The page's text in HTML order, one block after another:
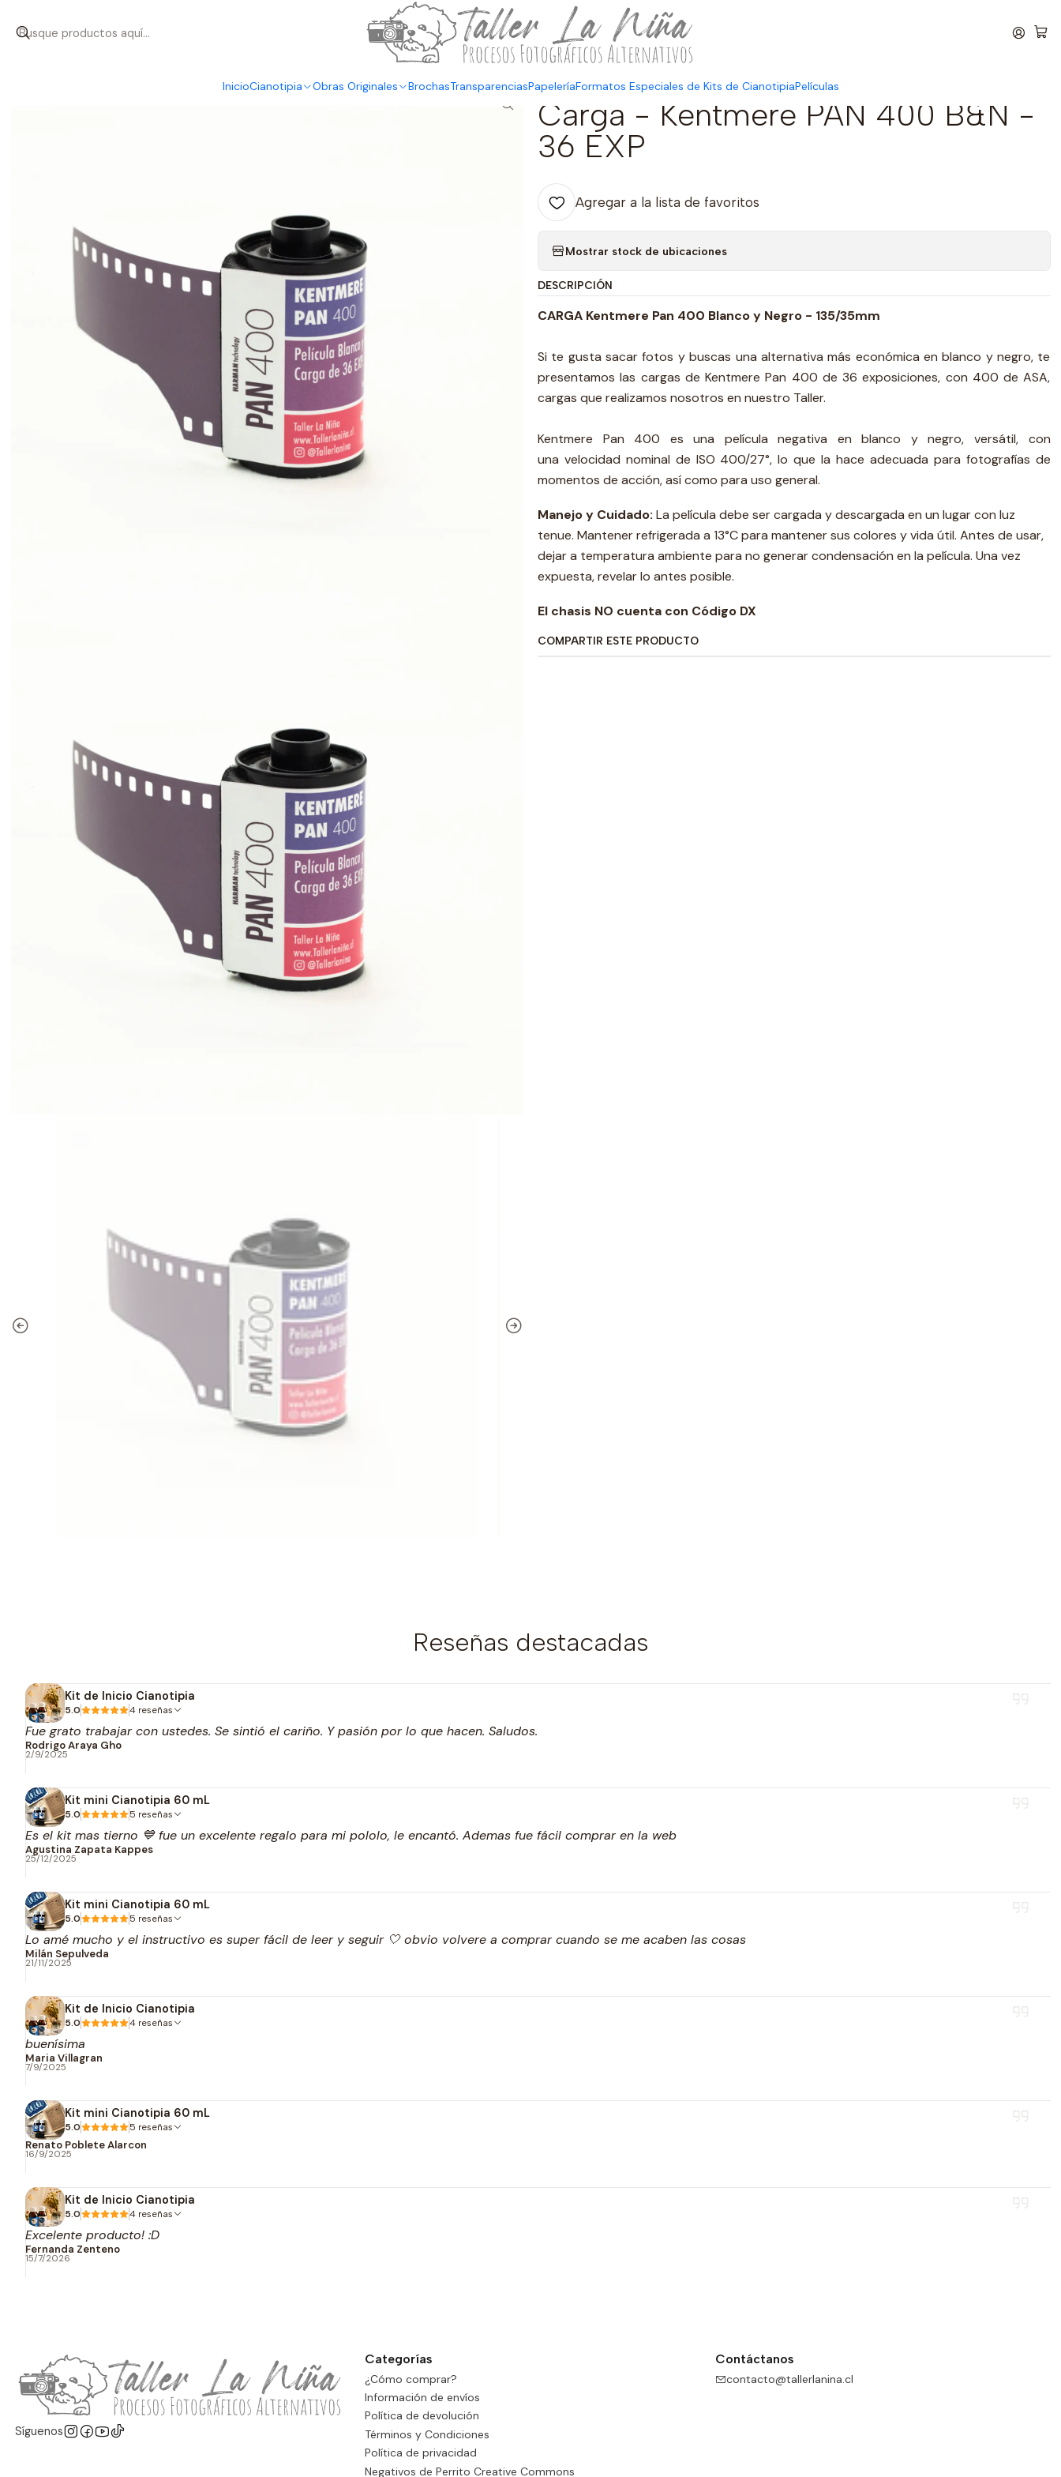
InicioCianotipia Obras Originales BrochasTransparenciasPapeleríaFormatos Especiales de Kits de CianotipiaPelículas
¡Revisa todos nuestros formatos de Kits! 💙 Envíos a todo Chile
Inicio Películas Carga - Kentmere PAN 400 B&N - 36 EXP
|
Carga - Kentmere PAN 400 B&N -
36 EXP
Agregar a la lista de favoritos
Mostrar stock de ubicaciones
DESCRIPCIÓN
CARGA Kentmere Pan 400 Blanco y Negro - 135/35mm
Si te gusta sacar fotos y buscas una alternativa más económica en blanco y negro, te
presentamos las cargas de Kentmere Pan 400 de 36 exposiciones, con 400 de ASA,
cargas que realizamos nosotros en nuestro Taller.
Kentmere Pan 400 es una película negativa en blanco y negro, versátil, con
una velocidad nominal de ISO 400/27°, lo que la hace adecuada para fotografías de
momentos de acción, así como para uso general.
Manejo y Cuidado: La película debe ser cargada y descargada en un lugar con luz
tenue. Mantener refrigerada a 13°C para mantener sus colores y vida útil. Antes de usar,
dejar a temperatura ambiente para no generar condensación en la película. Una vez
expuesta, revelar lo antes posible.
El chasis NO cuenta con Código DX
COMPARTIR ESTE PRODUCTO
Reseñas destacadas
Kit de Inicio Cianotipia
5.0 4 reseñas
Fue grato trabajar con ustedes. Se sintió el cariño. Y pasión por lo que hacen. Saludos.
Rodrigo Araya Gho
2/9/2025
Kit mini Cianotipia 60 mL
5.0 5 reseñas
Es el kit mas tierno 💙 fue un excelente regalo para mi pololo, le encantó. Ademas fue fácil comprar en la web
Agustina Zapata Kappes
25/12/2025
Kit mini Cianotipia 60 mL
5.0 5 reseñas
Lo amé mucho y el instructivo es super fácil de leer y seguir 🤍 obvio volvere a comprar cuando se me acaben las cosas
Milán Sepulveda
21/11/2025
Kit de Inicio Cianotipia
5.0 4 reseñas
buenísima
Maria Villagran
7/9/2025
Kit mini Cianotipia 60 mL
5.0 5 reseñas
Renato Poblete Alarcon
16/9/2025
Kit de Inicio Cianotipia
5.0 4 reseñas
Excelente producto! :D
Fernanda Zenteno
15/7/2026
Síguenos
Categorías
¿Cómo comprar?
Información de envíos
Política de devolución
Términos y Condiciones
Política de privacidad
Negativos de Perrito Creative Commons
Contáctanos
contacto@tallerlanina.cl